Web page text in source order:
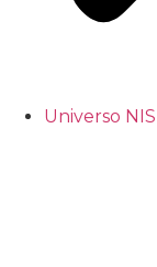
Universo NIS